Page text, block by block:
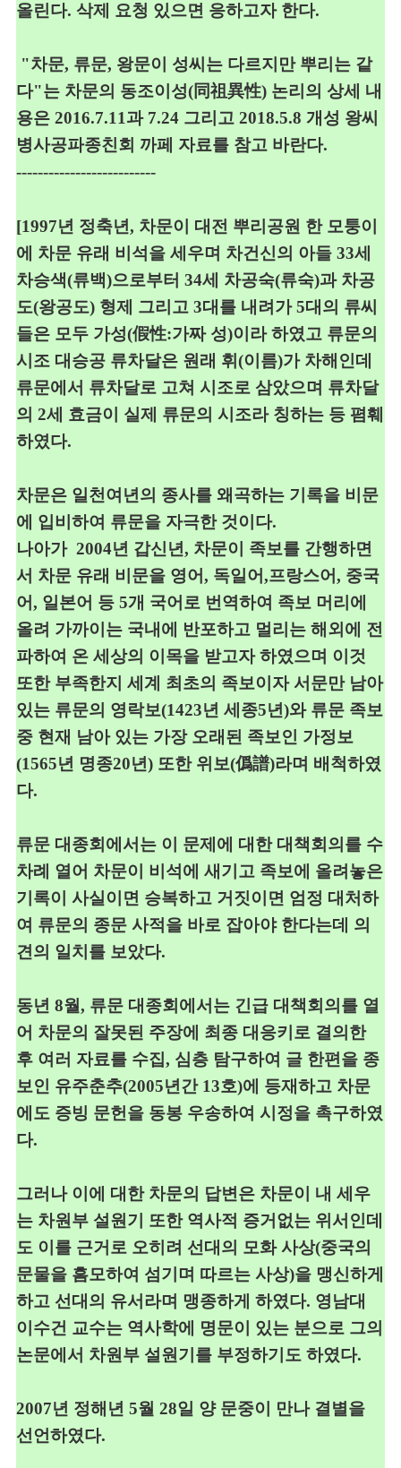
올린다. 삭제 요청 있으면 응하고자 한다.
"차문, 류문, 왕문이 성씨는 다르지만 뿌리는 같
다"는 차문의 동조이성(同祖異性) 논리의 상세 내
용은 2016.7.11과 7.24 그리고 2018.5.8 개성 왕씨
병사공파종친회 까페 자료를 참고 바란다.
--------------------------
[1997년 정축년, 차문이 대전 뿌리공원 한 모퉁이
에 차문 유래 비석을 세우며 차건신의 아들 33세
차승색(류백)으로부터 34세 차공숙(류숙)과 차공
도(왕공도) 형제 그리고 3대를 내려가5대의 류씨
들은 모두 가성(假性:가짜 성)이라 하였고 류문의
시조 대승공 류차달은 원래 휘(이름)가 차해인데
류문에서 류차달로 고쳐 시조로 삼았으며 류차달
의 2세 효금이 실제 류문의 시조라 칭하는 등 폄훼
하였다.
차문은 일천여년의 종사를 왜곡하는 기록을 비문
에 입비하여 류문을 자극한 것이다.
나아가 2004년 갑신년, 차문이 족보를 간행하면
서 차문 유래 비문을 영어, 독일어,프랑스어, 중국
어, 일본어 등 5개 국어로 번역하여 족보 머리에
올려 가까이는 국내에 반포하고 멀리는 해외에 전
파하여 온 세상의 이목을 받고자 하였으며 이것
또한 부족한지 세계 최초의 족보이자 서문만 남아
있는 류문의 영락보(1423년 세종5년)와 류문 족보
중 현재 남아 있는 가장 오래된 족보인 가정보
(1565년 명종20년) 또한 위보(僞譜)라며 배척하였
다.
류문 대종회에서는 이 문제에 대한 대책회의를 수
차례 열어 차문이 비석에 새기고 족보에 올려놓은
기록이 사실이면 승복하고 거짓이면 엄정 대처하
여 류문의 종문 사적을 바로 잡아야 한다는데 의
견의 일치를 보았다.
동년 8월, 류문 대종회에서는 긴급 대책회의를 열
어 차문의 잘못된 주장에 최종 대응키로 결의한
후 여러 자료를 수집, 심층 탐구하여 글 한편을 종
보인 유주춘추(2005년간 13호)에 등재하고 차문
에도 증빙 문헌을 동봉 우송하여 시정을 촉구하였
다.
그러나 이에 대한 차문의 답변은 차문이 내 세우
는 차원부 설원기 또한 역사적 증거없는 위서인데
도 이를 근거로 오히려 선대의 모화 사상(중국의
문물을 흠모하여 섬기며 따르는 사상)을 맹신하게
하고 선대의 유서라며 맹종하게 하였다. 영남대
이수건 교수는 역사학에 명문이 있는 분으로 그의
논문에서 차원부 설원기를 부정하기도 하였다.
2007년 정해년 5월 28일 양 문중이 만나 결별을
선언하였다.